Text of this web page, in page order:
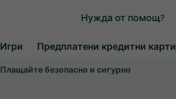
Нужда от помощ?
Игри Предплатени кредитни карти
Плащайте безопасно и сигурно